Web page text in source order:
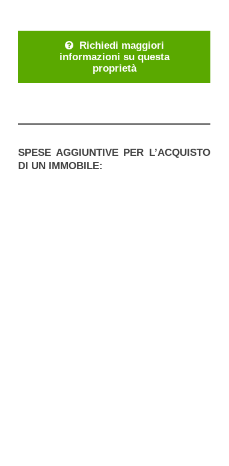
Richiedi maggiori
informazioni su questa
proprietà
SPESE AGGIUNTIVE PER L’ACQUISTO
DI UN IMMOBILE: